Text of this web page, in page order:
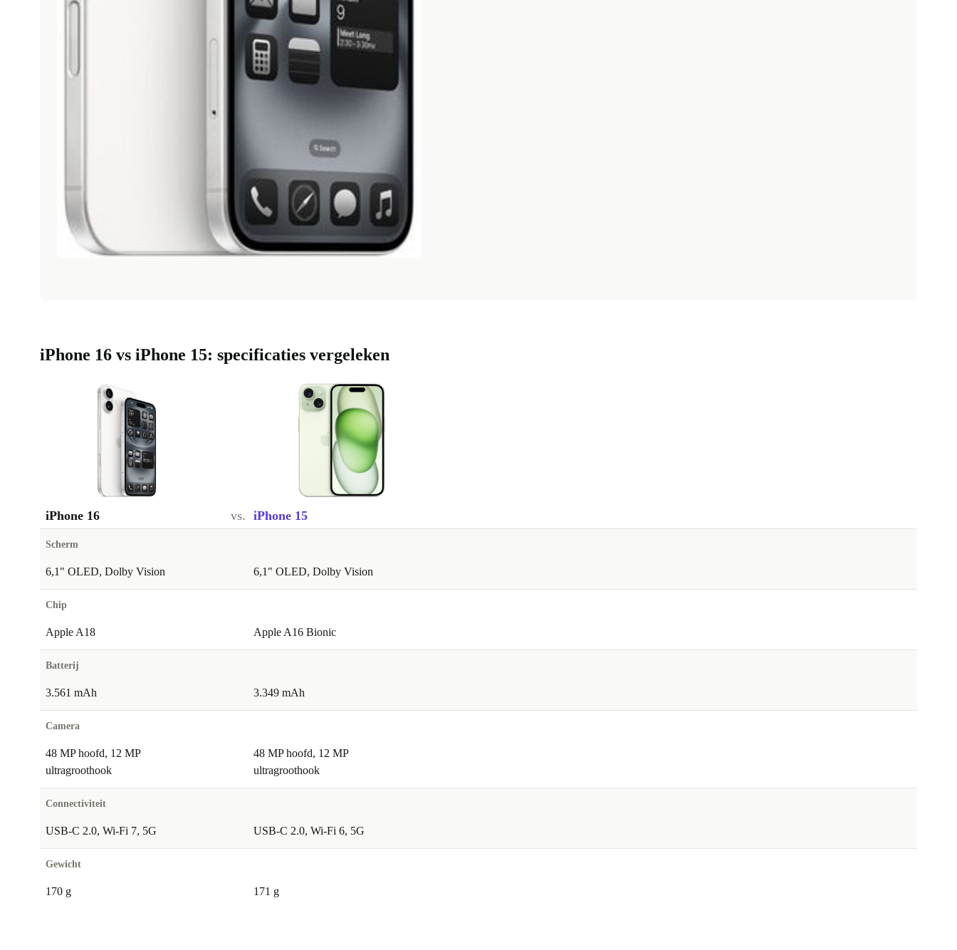
iPhone 16 vs iPhone 15: specificaties vergeleken
iPhone 16
Scherm
6,1" OLED, Dolby Vision
Chip
Apple A18
Batterij
3.561 mAh
Camera
48 MP hoofd, 12 MP
ultragroothook
Connectiviteit
USB-C 2.0, Wi-Fi 7, 5G
Gewicht
170 g
vs. iPhone 15
6,1" OLED, Dolby Vision
Apple A16 Bionic
3.349 mAh
48 MP hoofd, 12 MP
ultragroothook
USB-C 2.0, Wi-Fi 6, 5G
171 g